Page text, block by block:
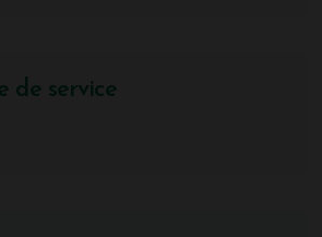
de service